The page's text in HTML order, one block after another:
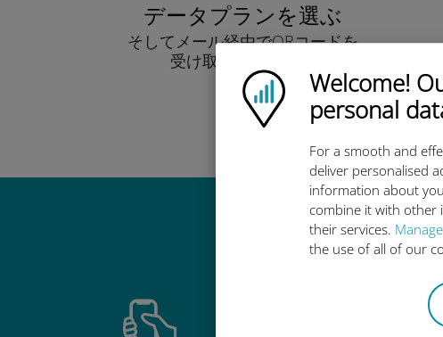
Ubigi logo
Welcome!
personal
For a smooth and
deliver personalised
information about
combine it with other
their services.
the use of all of our
データプランを選ぶ
そしてメール経由でQRコードを
受け取りましょう！
早い！
Ubigi